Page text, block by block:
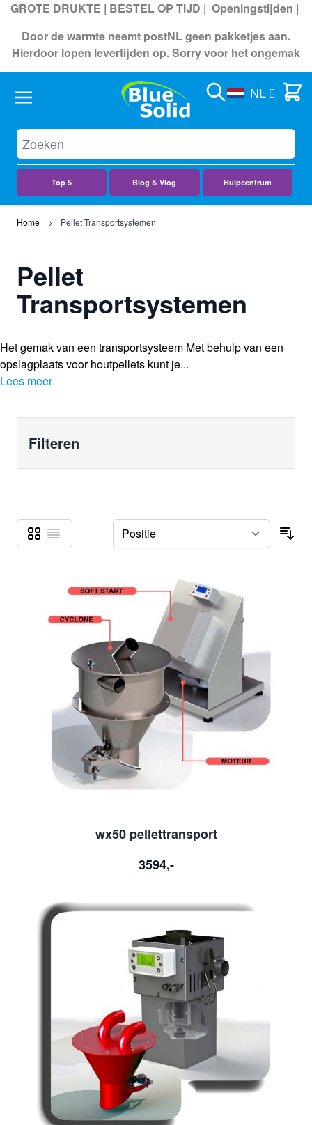
GROTE DRUKTE | BESTEL OP TIJD | Openingstijden |
Door de warmte neemt postNL geen pakketjes aan.
Hierdoor lopen levertijden op. Sorry voor het ongemak
Top 5 Blog & Vlog Hulpcentrum
Search NL Cart
Home Pellet Transportsystemen
Pellet
Transportsystemen
Het gemak van een transportsysteem Met behulp van een
opslagplaats voor houtpellets kunt je...
Lees meer
Filteren
Tonen als
Foto-tabel
Lijst
wx50 pellettransport
3594,-